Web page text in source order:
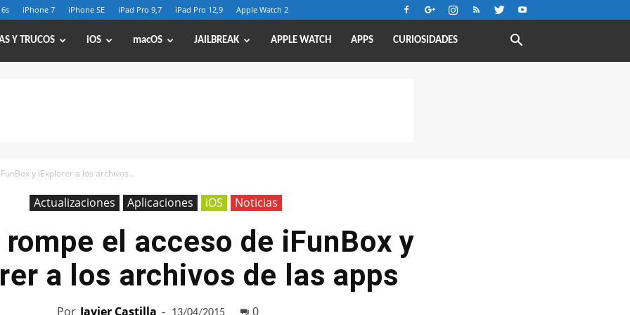
iPhone 7 iPhone SE iPad Pro 9,7 iPad Pro 12,9 Apple Watch 2
Y TRUCOS iOS macOS JAILBREAK APPLE WATCH APPS CURIOSIDADES
y iExplorer a los archivos...
Actualizaciones Aplicaciones iOS Noticias
rompe el acceso de iFunBox y
a los archivos de las apps
Por Javier Castilla - 0